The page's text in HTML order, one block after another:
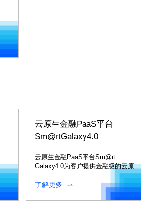
云原生金融PaaS平台
Sm@rtGalaxy4.0
云原生金融PaaS平台Sm@rt
Galaxy4.0为客户提供金融级的云原生
了解更多